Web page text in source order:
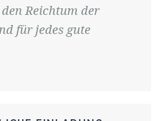
Reichtum der
für jedes gute